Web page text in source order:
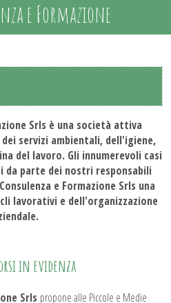
e Formazione
Srls è una società attiva
servizi ambientali, dell'igiene,
del lavoro. Gli innumerevoli casi
parte dei nostri responsabili
e Formazione Srls una
lavorativi e dell'organizzazione
in evidenza
Srls propone alle Piccole e Medie